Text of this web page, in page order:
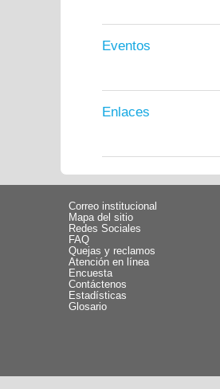
Eventos
Enlaces
Correo institucional
Mapa del sitio
Redes Sociales
FAQ
Quejas y reclamos
Atención en línea
Encuesta
Contáctenos
Estadísticas
Glosario